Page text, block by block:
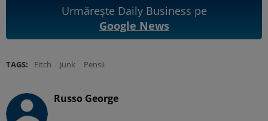
Urmărește Daily Business pe
Google News
TAGS: Fitch Junk Pensii
Russo George